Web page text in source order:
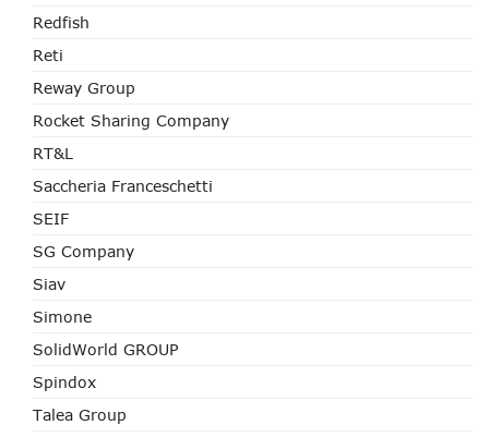
Redfish
Reti
Reway Group
Rocket Sharing Company
RT&L
Saccheria Franceschetti
SEIF
SG Company
Siav
Simone
SolidWorld GROUP
Spindox
Talea Group